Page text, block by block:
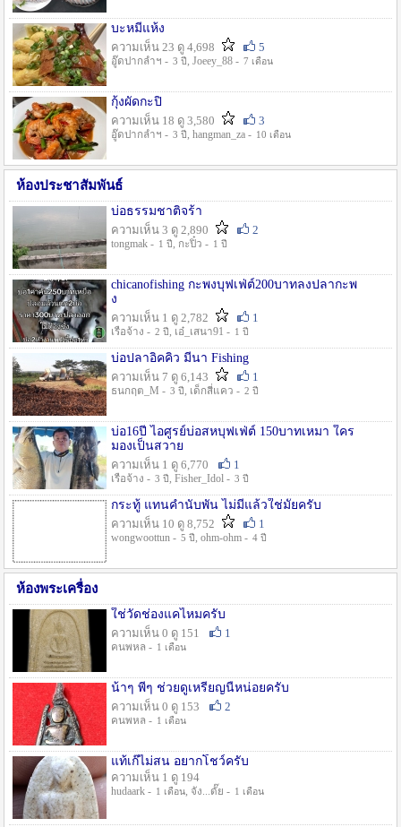
บะหมี่แห้ง
ความเห็น 23 ดู 4,698
5
อู๊ดปากลำฯ - 3 ปี , Joeey_88 - 7 เดือน
กุ้งผัดกะปิ
ความเห็น 18 ดู 3,580
3
อู๊ดปากลำฯ - 3 ปี , hangman_za - 10 เดือน
ห้องประชาสัมพันธ์
บ่อธรรมชาติจร้า
ความเห็น 3 ดู 2,890
2
tongmak - 1 ปี , กะปิ๋ว - 1 ปี
chicanofishing กะพงบุฟเฟ่ต์200บาทลงปลากะพ
ง
ความเห็น 1 ดู 2,782
1
เรือจ้าง - 2 ปี , เอ๋_เสนา91 - 1 ปี
บ่อปลาอิคคิว มีนา Fishing
ความเห็น 7 ดู 6,143
1
ธนกฤต_M - 3 ปี , เด็กสี่แคว - 2 ปี
บ่อ16ปี ไอศูรย์บ่อสหบุฟเฟ่ต์ 150บาทเหมา ใคร
มองเป็นสวาย
ความเห็น 1 ดู 6,770
1
เรือจ้าง - 3 ปี , Fisher_Idol - 3 ปี
กระทู้ แทนคำนับพัน ไม่มีแล้วใช่มั๊ยครับ
ความเห็น 10 ดู 8,752
1
wongwoottun - 5 ปี , ohm-ohm - 4 ปี
ห้องพระเครื่อง
ใช่วัดช่องแคไหมครับ
ความเห็น 0 ดู 151
1
คนพหล - 1 เดือน
น้าๆ พี่ๆ ช่วยดูเหรียญนี้หน่อยครับ
ความเห็น 0 ดู 153
2
คนพหล - 1 เดือน
แท้เก๊ไม่สน อยากโชว์ครับ
ความเห็น 1 ดู 194
hudaark - 1 เดือน, จัง...ดั๊ย - 1 เดือน